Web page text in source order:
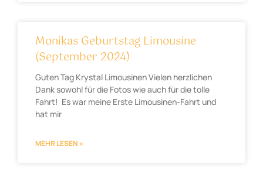
Monikas Geburtstag Limousine
(September 2024)
Guten Tag Krystal Limousinen Vielen herzlichen
Dank sowohl für die Fotos wie auch für die tolle
Fahrt! Es war meine Erste Limousinen-Fahrt und
hat mir
MEHR LESEN »